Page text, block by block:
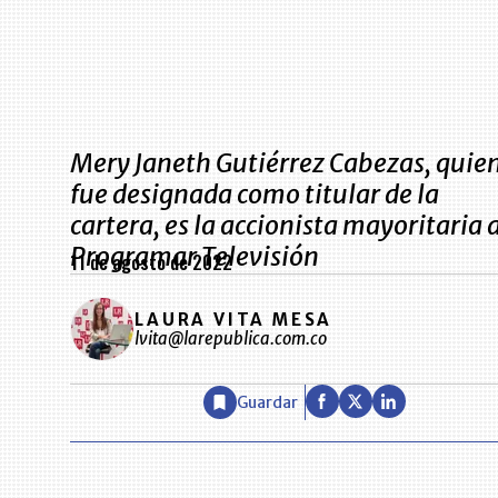
Mery Janeth Gutiérrez Cabezas,
fue designada como titular de la
cartera, es la accionista mayoritaria
Programar Televisión
11 de agosto de 2022
LAURA VITA MESA
lvita@larepublica.com.co
Guardar